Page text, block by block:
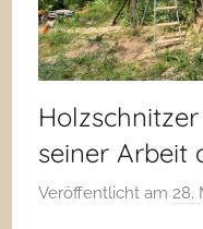
seiner Arbeit
Veröffentlicht am28.